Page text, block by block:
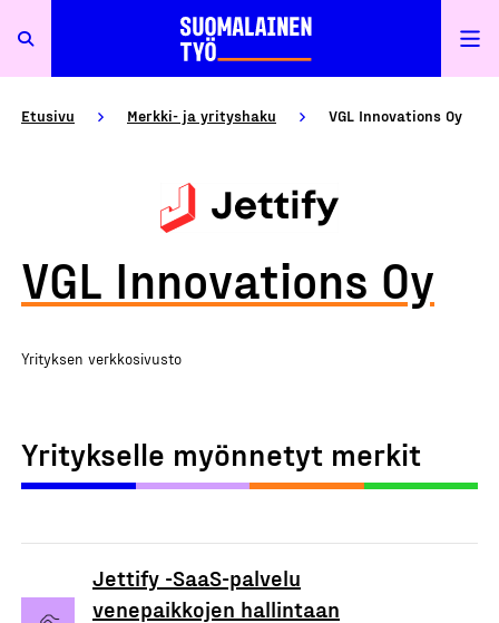
Etusivu Merkki- ja yrityshaku VGL Innovations Oy
VGL Innovations Oy
Yrityksen verkkosivusto
Yritykselle myönnetyt merkit
Jettify -SaaS-palvelu
venepaikkojen hallintaan